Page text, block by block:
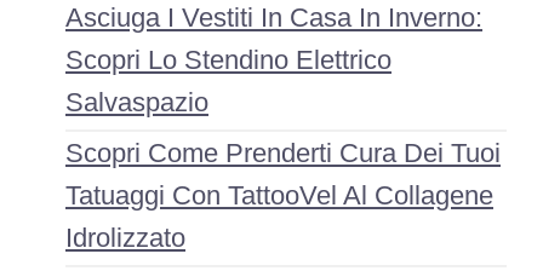
Asciuga I Vestiti In Casa In Inverno:
Scopri Lo Stendino Elettrico
Salvaspazio
Scopri Come Prenderti Cura Dei Tuoi
Tatuaggi Con TattooVel Al Collagene
Idrolizzato